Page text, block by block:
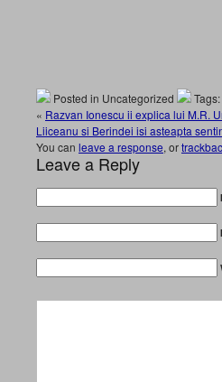
Posted in Uncategorized Tags:
« Razvan Ionescu ii explica lui M.R.
Liiceanu si Berindei isi asteapta
You can leave a response, or
Leave a Reply